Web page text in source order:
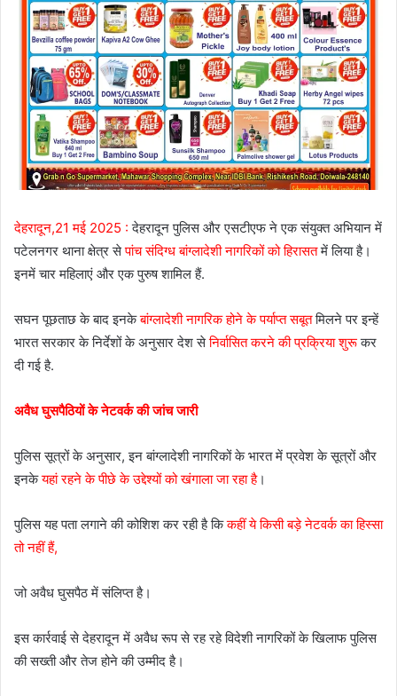
देहरादून,21 मई 2025 : देहरादून पुलिस और एसटीएफ ने एक संयुक्त अभियान में
पटेलनगर थाना क्षेत्र सेपांच संदिग्ध बांग्लादेशी नागरिकों को हिरासतमें लिया है।
इनमें चार महिलाएं और एक पुरुष शामिल हैं.
सघन पूछताछ के बाद इनकेबांग्लादेशी नागरिक होने के पर्याप्त सबूतमिलने पर इन्हें
भारत सरकार के निर्देशों के अनुसार देश सेनिर्वासित करने की प्रक्रिया शुरूकर
दी गई है.
अवैध घुसपैठियों के नेटवर्क की जांच जारी
पुलिस सूत्रों के अनुसार, इन बांग्लादेशी नागरिकों के भारत में प्रवेश के सूत्रों और
इनकेयहां रहने के पीछे के उद्देश्यों को खंगाला जा रहा है।
पुलिस यह पता लगाने की कोशिश कर रही है किकहीं ये किसी बड़े नेटवर्क का हिस्सा
तो नहीं हैं,
जो अवैध घुसपैठ में संलिप्त है।
इस कार्रवाई से देहरादून में अवैध रूप से रह रहे विदेशी नागरिकों के खिलाफ पुलिस
की सख्ती और तेज होने की उम्मीद है।